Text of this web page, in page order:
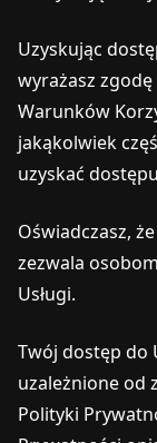
Uzyskując
wyrażasz
Warunków
jakąkolwiek
uzyskać
Oświadczasz,
zezwala
Usługi.
Twój dostęp do
uzależnione od
Polityki